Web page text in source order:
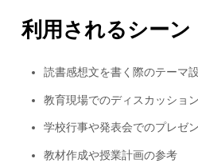
利用されるシーン
読書感想文を書く際のテーマ
教育現場でのディスカッション
学校行事や発表会でのプレゼ
教材作成や授業計画の参考